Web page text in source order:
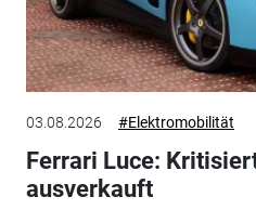
03.08.2026 #Elektromobilität
Ferrari Luce:
ausverkauft